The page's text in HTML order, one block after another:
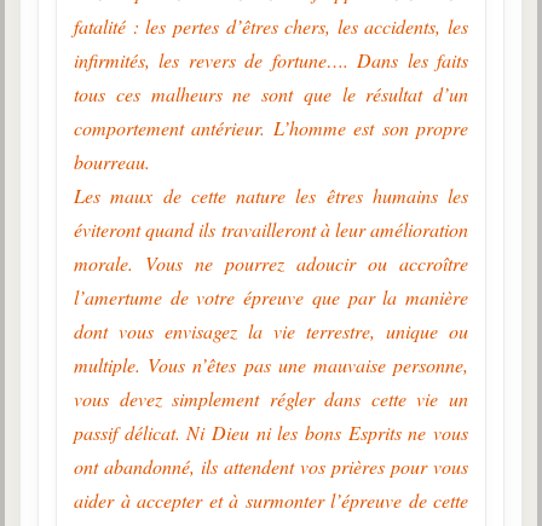
fatalité : les pertes d’êtres chers, les accidents, les
infirmités, les revers de fortune…. Dans les faits
tous ces malheurs ne sont que le résultat d’un
comportement antérieur. L’homme est son propre
bourreau.
Les maux de cette nature les êtres humains les
éviteront quand ils travailleront à leur amélioration
morale. Vous ne pourrez adoucir ou accroître
l’amertume de votre épreuve que par la manière
dont vous envisagez la vie terrestre, unique ou
multiple. Vous n’êtes pas une mauvaise personne,
vous devez simplement régler dans cette vie un
passif délicat. Ni Dieu ni les bons Esprits ne vous
ont abandonné, ils attendent vos prières pour vous
aider à accepter et à surmonter l’épreuve de cette